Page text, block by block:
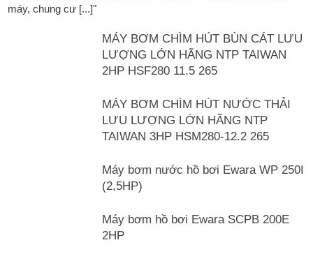
máy, chung cư [...]"
MÁY BƠM CHÌM HÚT BÙN CÁT LƯU
LƯỢNG LỚN HÃNG NTP TAIWAN
2HP HSF280 11.5 265
MÁY BƠM CHÌM HÚT NƯỚC THẢI
LƯU LƯỢNG LỚN HÃNG NTP
TAIWAN 3HP HSM280-12.2 265
Máy bơm nước hồ bơi Ewara WP 250I
(2,5HP)
Máy bơm hồ bơi Ewara SCPB 200E
2HP